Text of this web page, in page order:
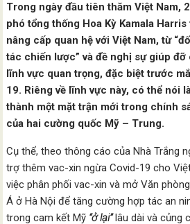
Trong ngày đầu tiên thăm Việt Nam,
phó tổng thống Hoa Kỳ Kamala
nâng cấp quan hệ với Việt Nam, từ
tác chiến lược” và đề nghị sự giúp
lĩnh vực quan trọng, đặc biệt trước
19. Riêng về lĩnh vực này, có thể nói
thành một mặt trận mới trong chính
của hai cường quốc Mỹ – Trung.
Cụ thể, theo thông cáo của Nhà Trắng
trợ thêm vac-xin ngừa Covid-19 cho
việc phân phối vac-xin và mở Văn
Á ở Hà Nội để tăng cường hợp tác an
trong cam kết Mỹ “ở lại”lâu dài và củng